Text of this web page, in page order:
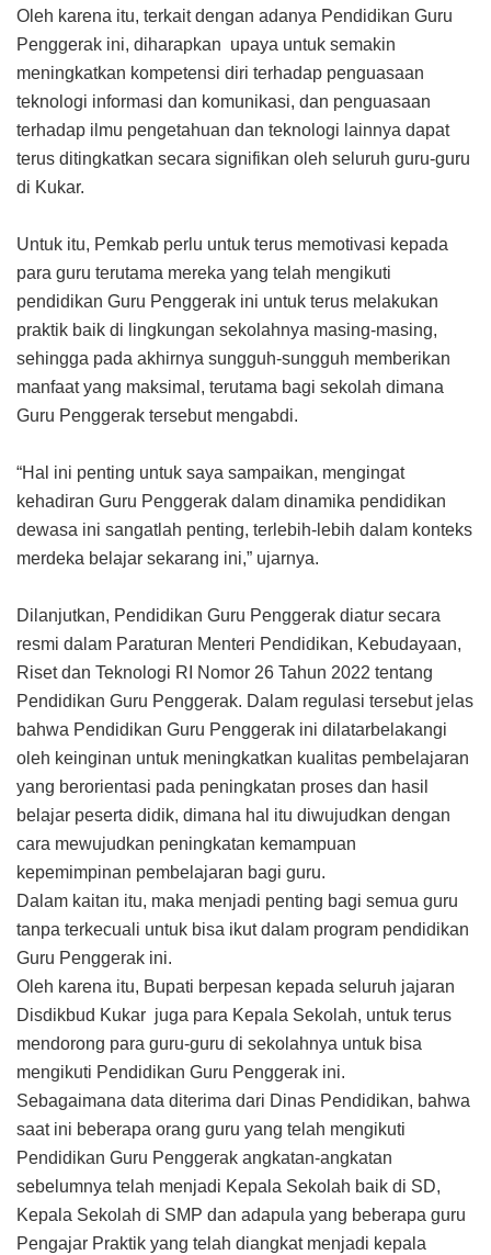
Oleh karena itu, terkait dengan adanya Pendidikan Guru
Penggerak ini, diharapkan upaya untuk semakin
meningkatkan kompetensi diri terhadap penguasaan
teknologi informasi dan komunikasi, dan penguasaan
terhadap ilmu pengetahuan dan teknologi lainnya dapat
terus ditingkatkan secara signifikan oleh seluruh guru-guru
di Kukar.
Untuk itu, Pemkab perlu untuk terus memotivasi kepada
para guru terutama mereka yang telah mengikuti
pendidikan Guru Penggerak ini untuk terus melakukan
praktik baik di lingkungan sekolahnya masing-masing,
sehingga pada akhirnya sungguh-sungguh memberikan
manfaat yang maksimal, terutama bagi sekolah dimana
Guru Penggerak tersebut mengabdi.
“Hal ini penting untuk saya sampaikan, mengingat
kehadiran Guru Penggerak dalam dinamika pendidikan
dewasa ini sangatlah penting, terlebih-lebih dalam konteks
merdeka belajar sekarang ini,” ujarnya.
Dilanjutkan, Pendidikan Guru Penggerak diatur secara
resmi dalam Paraturan Menteri Pendidikan, Kebudayaan,
Riset dan Teknologi RI Nomor 26 Tahun 2022 tentang
Pendidikan Guru Penggerak. Dalam regulasi tersebut jelas
bahwa Pendidikan Guru Penggerak ini dilatarbelakangi
oleh keinginan untuk meningkatkan kualitas pembelajaran
yang berorientasi pada peningkatan proses dan hasil
belajar peserta didik, dimana hal itu diwujudkan dengan
cara mewujudkan peningkatan kemampuan
kepemimpinan pembelajaran bagi guru.
Dalam kaitan itu, maka menjadi penting bagi semua guru
tanpa terkecuali untuk bisa ikut dalam program pendidikan
Guru Penggerak ini.
Oleh karena itu, Bupati berpesan kepada seluruh jajaran
Disdikbud Kukar juga para Kepala Sekolah, untuk terus
mendorong para guru-guru di sekolahnya untuk bisa
mengikuti Pendidikan Guru Penggerak ini.
Sebagaimana data diterima dari Dinas Pendidikan, bahwa
saat ini beberapa orang guru yang telah mengikuti
Pendidikan Guru Penggerak angkatan-angkatan
sebelumnya telah menjadi Kepala Sekolah baik di SD,
Kepala Sekolah di SMP dan adapula yang beberapa guru
Pengajar Praktik yang telah diangkat menjadi kepala